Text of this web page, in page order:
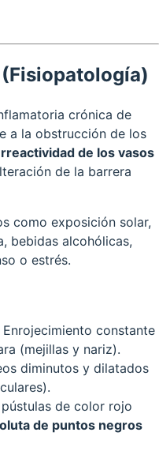
(Fisiopatología)
crónica de
a la obstrucción de los
de los vasos
de la barrera
como exposición solar,
bebidas alcohólicas,
o estrés.
Enrojecimiento constante
(mejillas y nariz).
diminutos y dilatados
de color rojo
de puntos negros